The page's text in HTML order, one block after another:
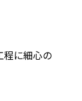
程に細心の